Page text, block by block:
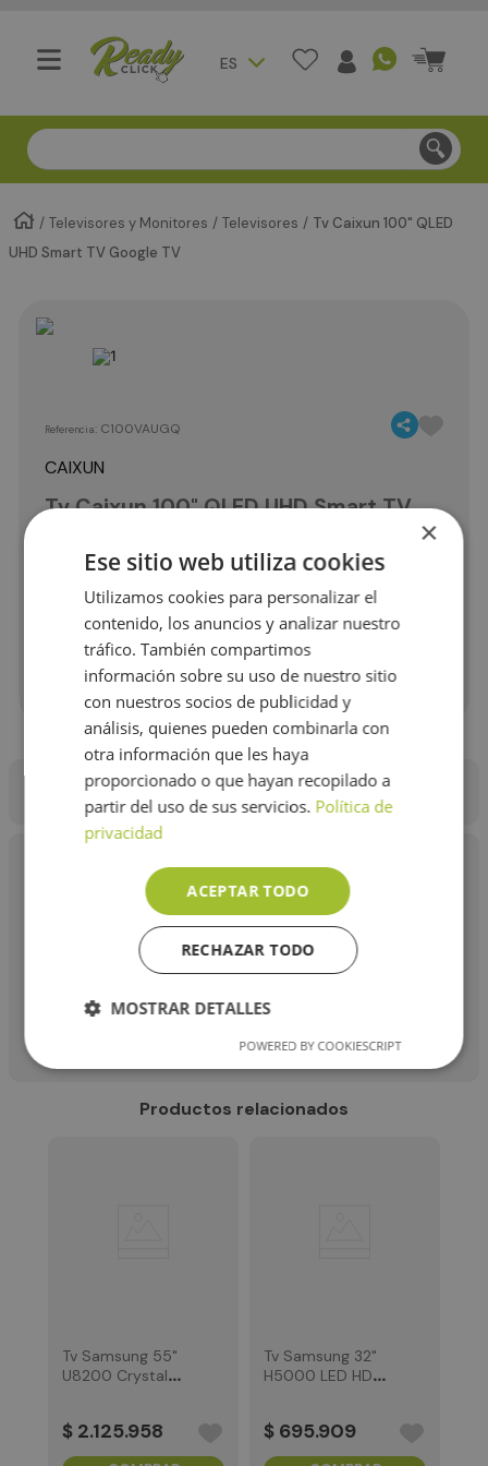
ES
Compra segura - Entregas en Bogotá en menos de 3
Televisores y Monitores Televisores
Tv Caixun 100" QLED
UHD Smart TV Google TV
Referencia: C100VAUGQ
CAIXUN
Tv Caixun 100" QLED UHD Smart TV
.813
＋ COMPRAR
Descripción Características Garantía Opiniones
Caixun lleva la diversión y el entretenimiento de tu familia y
amigos a otro nivel con su QLED sistema operativo Google TV
y 10.000 apps. Permite unificar contenido y generar
recomendaciones y listas personalizadas por medio de la
inteligencia artificial. A través de tu voz podrás controlar,
ejecutar y realizar búsquedas en el TV, solo basta con decir
“OK GOOGLE” y tu asistente estará atento para recibir tus
Gestiona archivos, conecta tus productos inteligentes del
hogar y a su interfaz gráfica simple, donde todo se busca y se
visual, Caixun trae la nueva forma de ver televisión.
Productos relacionados
Tv Samsung 55"
U8200 Crystal
$ 2.125.958
Tv Samsung 32"
H5000 LED HD
$ 695.909
×
Ese sitio web utiliza cookies
Utilizamos cookies para personalizar el
contenido, los anuncios y analizar nuestro
tráfico. También compartimos
información sobre su uso de nuestro sitio
con nuestros socios de publicidad y
análisis, quienes pueden combinarla con
otra información que les haya
proporcionado o que hayan recopilado a
partir del uso de sus servicios. Política de
privacidad
ACEPTAR TODO
RECHAZAR TODO
MOSTRAR DETALLES
POWERED BY COOKIESCRIPT